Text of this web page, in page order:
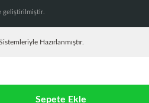
Sepete Ekle
geliştirilmiştir.
Hazırlanmıştır.